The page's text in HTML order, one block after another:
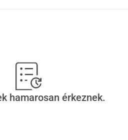
hamarosan érkeznek.